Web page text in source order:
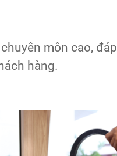
môn cao, đáp
hàng.